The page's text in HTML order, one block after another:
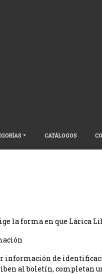
CATÁLOGOS
la forma en que Lárica
información de
al boletín, completan